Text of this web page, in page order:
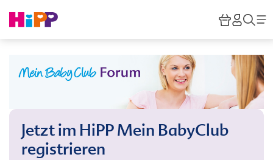
HiPP
Jetzt im HiPP Mein BabyClub
registrieren